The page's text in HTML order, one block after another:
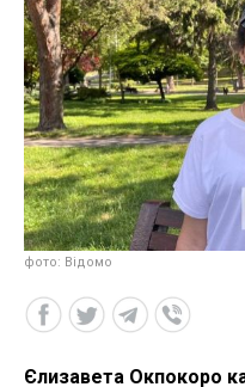
фото: Відомо
Єлизавета Окпокоро